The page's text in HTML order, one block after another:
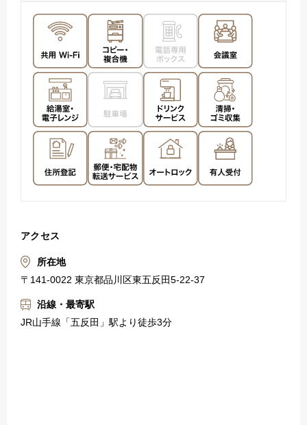
アクセス
所在地
〒141-0022 東京都品川区東五反田5-22-37
沿線・最寄駅
JR山手線「五反田」駅より徒歩3分